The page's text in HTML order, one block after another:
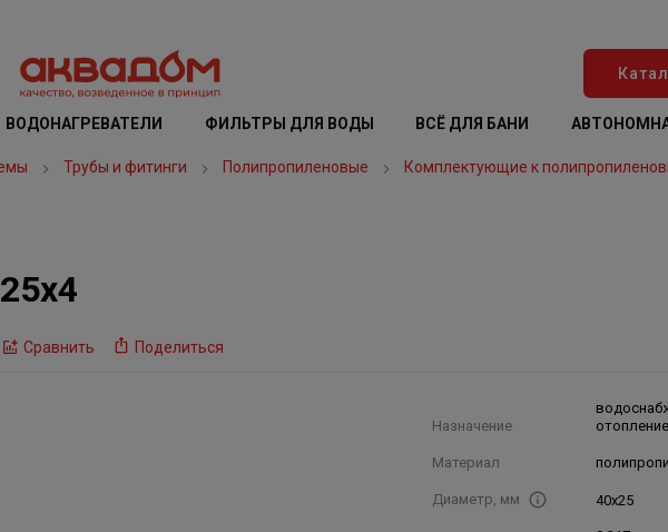
ВОДОНАГРЕВАТЕЛИ ФИЛЬТРЫ ДЛЯ ВОДЫ ВСЁ ДЛЯ БАНИ
Трубы и фитинги Полипропиленовые Комплектующие к
Сравнить Поделиться
Назначение
Материал
Диаметр, мм 40х25